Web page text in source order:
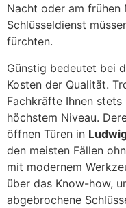
Nacht oder am frühen
Schlüsseldienst
fürchten.
Günstig bedeutet bei
Kosten der Qualität.
Fachkräfte Ihnen
höchstem Niveau.
öffnen Türen in
den meisten Fällen
mit modernem
über das Know-how,
abgebrochene